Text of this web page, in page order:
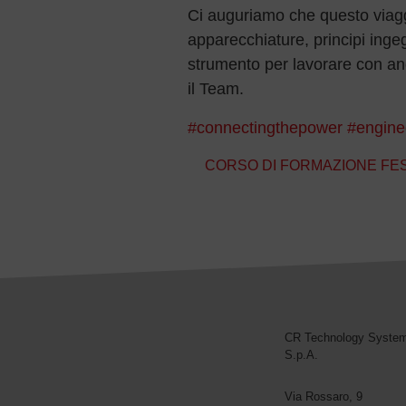
Ci auguriamo che questo
apparecchiature, principi
strumento per lavorare con
il Team.
#connectingthepower
Navigazione articoli
CORSO DI FORMAZIONE
CR Technology Systems
CR Technology
S.p.A.
Via Rossaro, 9